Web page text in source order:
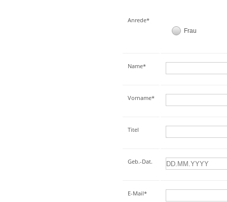
Anrede*
Frau
Name*
Vorname*
Titel
Geb.-Dat.
E-Mail*